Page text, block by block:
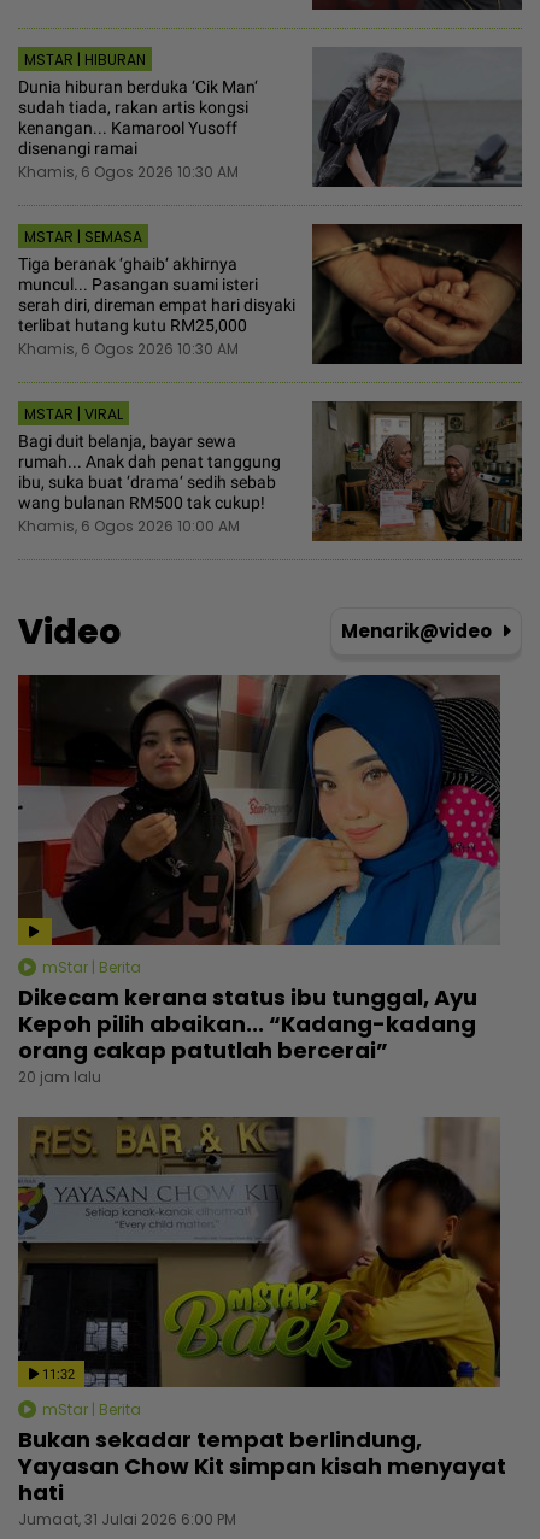
MSTAR | HIBURAN
Dunia hiburan berduka ‘Cik Man‘
sudah tiada, rakan artis kongsi
kenangan... Kamarool Yusoff
disenangi ramai
Khamis, 6 Ogos 2026 10:30 AM
MSTAR | SEMASA
Tiga beranak ‘ghaib‘ akhirnya
muncul... Pasangan suami isteri
serah diri, direman empat hari disyaki
terlibat hutang kutu RM25,000
Khamis, 6 Ogos 2026 10:30 AM
MSTAR | VIRAL
Bagi duit belanja, bayar sewa
rumah... Anak dah penat tanggung
ibu, suka buat ‘drama‘ sedih sebab
wang bulanan RM500 tak cukup!
Khamis, 6 Ogos 2026 10:00 AM
Video Menarik@video
mStar | Berita
Dikecam kerana status ibu tunggal, Ayu
Kepoh pilih abaikan... “Kadang-kadang
orang cakap patutlah bercerai”
20 jam lalu
11:32
mStar | Berita
Bukan sekadar tempat berlindung,
Yayasan Chow Kit simpan kisah menyayat
hati
Jumaat, 31 Julai 2026 6:00 PM